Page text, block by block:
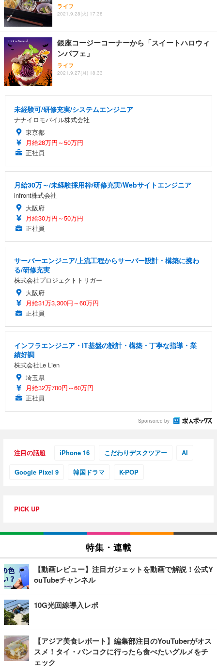
ライフ
2021.9.28(火) 17:38
銀座コージーコーナーから「スイートハロウィ
ンパフェ」
ライフ
2021.9.27(月) 18:33
未経験可/研修充実/システムエンジニア
ナナイロモバイル株式会社
東京都
月給28万円～50万円
正社員
月給30万～/未経験採用枠/研修充実/Webサイトエンジニア
infront株式会社
大阪府
月給30万円～50万円
正社員
サーバーエンジニア/上流工程からサーバー設計・構築に携わ
る/研修充実
株式会社プロジェクトトリガー
大阪府
月給31万3,300円～60万円
正社員
インフラエンジニア・IT基盤の設計・構築・丁寧な指導・業
績好調
株式会社Le Lien
埼玉県
月給32万700円～60万円
正社員
Sponsored by
注目の話題 iPhone 16 こだわりデスクツアー AI
Google Pixel 9 韓国ドラマ K-POP
PICK UP
特集・連載
【動画レビュー】注目ガジェットを動画で解説！公式Y
ouTubeチャンネル
10G光回線導入レポ
【アジア美食レポート】編集部注目のYouTuberがオス
スメ！タイ・バンコクに行ったら食べたいグルメをチ
ェック